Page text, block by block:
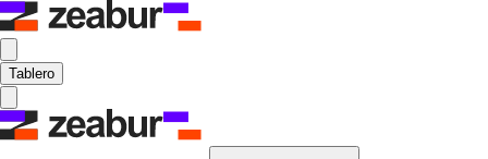
Tablero